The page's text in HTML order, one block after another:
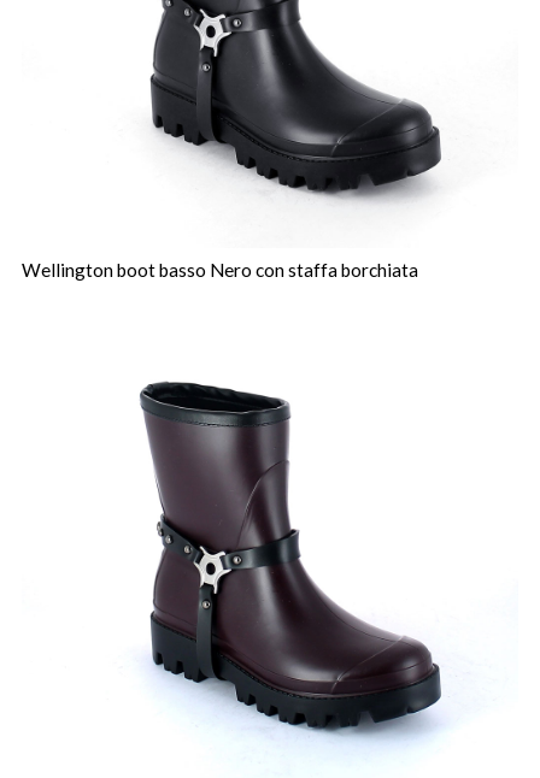
Wellington boot basso Nero con staffa borchiata